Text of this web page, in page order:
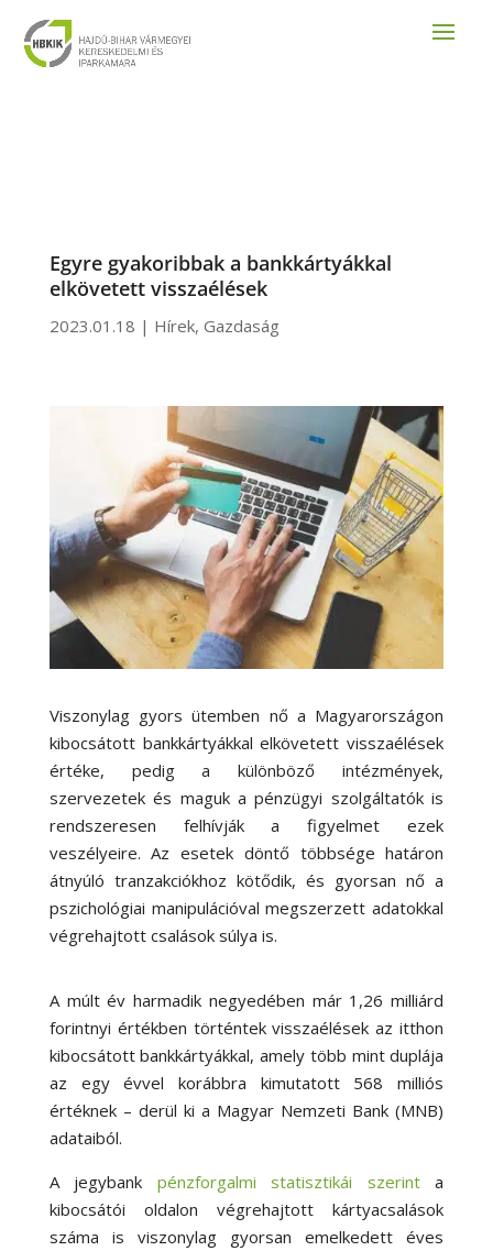
Egyre gyakoribbak a bankkártyákkal
elkövetett visszaélések
2023.01.18 | Hírek, Gazdaság
Viszonylag gyors ütemben nő a Magyarországon
kibocsátott bankkártyákkal elkövetett visszaélések
értéke, pedig a különböző intézmények,
szervezetek és maguk a pénzügyi szolgáltatók is
rendszeresen felhívják a figyelmet ezek
veszélyeire. Az esetek döntő többsége határon
átnyúló tranzakciókhoz kötődik, és gyorsan nő a
pszichológiai manipulációval megszerzett adatokkal
végrehajtott csalások súlya is.
A múlt év harmadik negyedében már 1,26 milliárd
forintnyi értékben történtek visszaélések az itthon
kibocsátott bankkártyákkal, amely több mint duplája
az egy évvel korábbra kimutatott 568 milliós
értéknek – derül ki a Magyar Nemzeti Bank (MNB)
adataiból.
A jegybank
pénzforgalmi statisztikái szerint
a
kibocsátói oldalon végrehajtott kártyacsalások
száma is viszonylag gyorsan emelkedett éves